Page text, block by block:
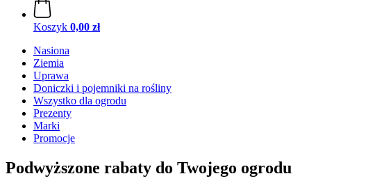
Koszyk 0,00 zł
Nasiona
Ziemia
Uprawa
Doniczki i pojemniki na rośliny
Wszystko dla ogrodu
Prezenty
Marki
Promocje
Podwyższone rabaty do Twojego ogrodu